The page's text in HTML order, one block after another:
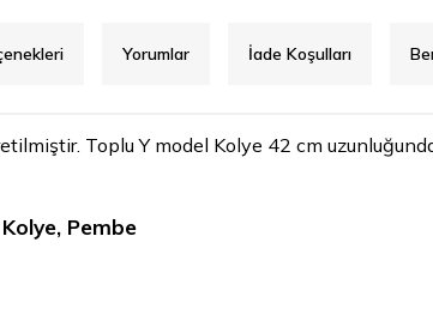
Yorumlar İade Koşulları
Toplu Y model Kolye 42 cm
Pembe